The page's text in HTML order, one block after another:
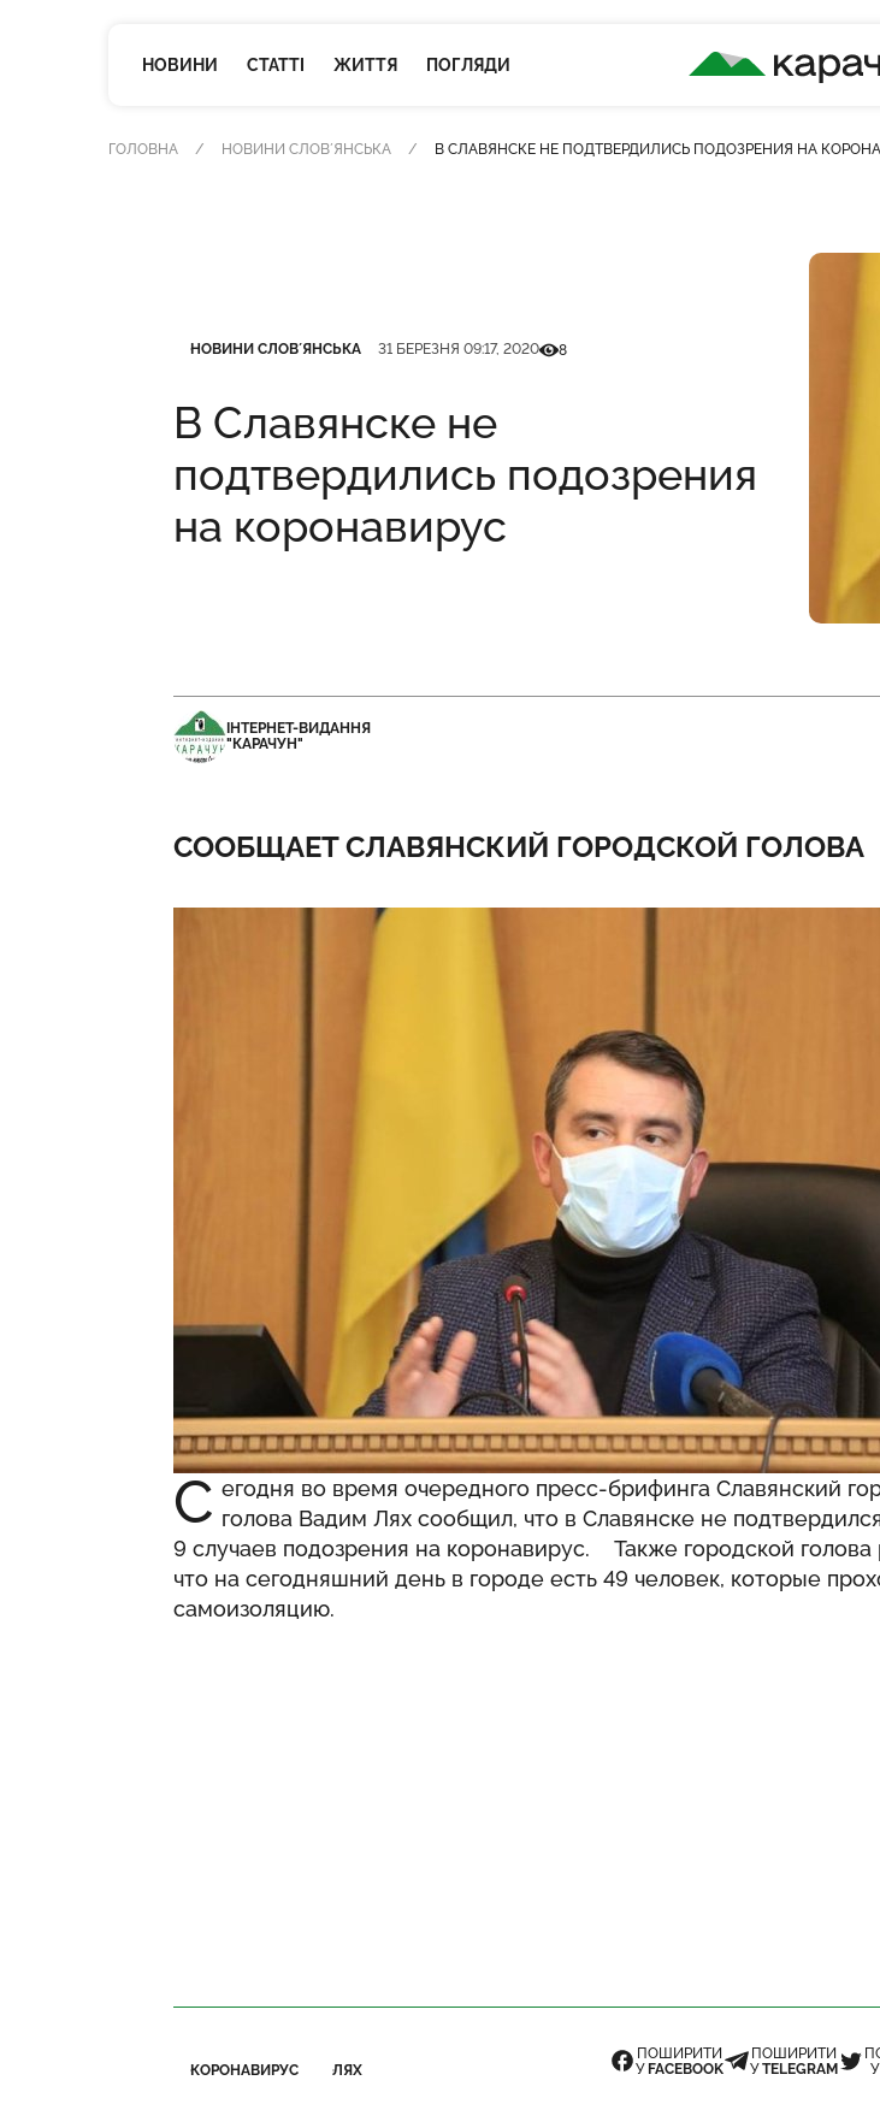
НОВИНИ СТАТТІ ЖИТТЯ ПОГЛЯДИ
КАРАЧУН
ГОЛОВНА НОВИНИ СЛОВʼЯНСЬКА В СЛАВЯНСКЕ НЕ ПОДТВЕРДИЛИСЬ ПОДОЗРЕНИЯ НА
НОВИНИ СЛОВʼЯНСЬКА 31 БЕРЕЗНЯ 09:17, 2020Кількість переглядів
8
В Славянске не
подтвердились подозрения
на коронавирус
ІНТЕРНЕТ-ВИДАННЯ
"КАРАЧУН"
СООБЩАЕТ СЛАВЯНСКИЙ ГОРОДСКОЙ ГОЛОВА
С егодня во время очередного пресс-брифинга Славянский
голова Вадим Лях сообщил, что в Славянске не
9 случаев подозрения на коронавирус. Также городской голова
что на сегодняшний день в городе есть 49 человек, которые
самоизоляцию.
КОРОНАВИРУС ЛЯХ
ПОШИРИТИ
У FACEBOOK
ПОШИРИТИ
УTELEGRAM
У